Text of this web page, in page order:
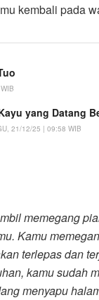
kembali pada
yang Datang
21/12/25 | 09:58 WIB
memegang
Kamu
terlepas dan
kamu sudah
menyapu